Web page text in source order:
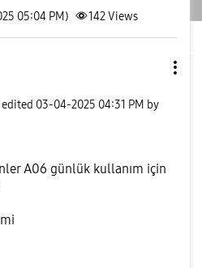
05:04 PM) 142Views
‎03-04-2025 04:31 PM by
A06 günlük kullanım için